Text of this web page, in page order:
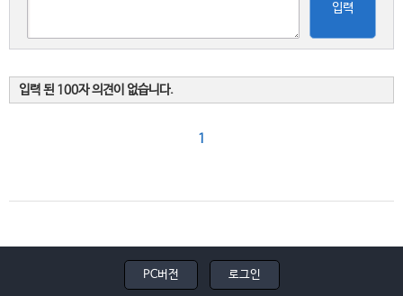
입력
입력 된 100자 의견이 없습니다.
1
PC버전 로그인